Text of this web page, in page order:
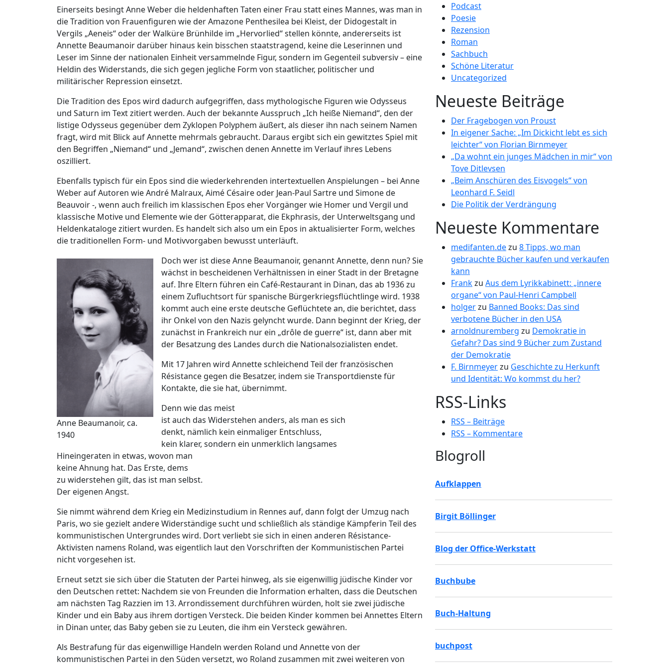
Einerseits besingt Anne Weber die heldenhaften Taten einer Frau statt eines Mannes, was man in
die Tradition von Frauenfiguren wie der Amazone Penthesilea bei Kleist, der Didogestalt in
Vergils „Aeneis“ oder der Walküre Brünhilde im „Hervorlied“ stellen könnte, andererseits ist
Annette Beaumanoir darüber hinaus kein bisschen staatstragend, keine die Leserinnen und
Leser im Sinne der nationalen Einheit versammelnde Figur, sondern im Gegenteil subversiv – eine
Heldin des Widerstands, die sich gegen jegliche Form von staatlicher, politischer und
militärischer Repression einsetzt.
Die Tradition des Epos wird dadurch aufgegriffen, dass mythologische Figuren wie Odysseus
und Saturn im Text zitiert werden. Auch der bekannte Ausspruch „Ich heiße Niemand“, den der
listige Odysseus gegenüber dem Zyklopen Polyphem äußert, als dieser ihn nach seinem Namen
fragt, wird mit Blick auf Annette mehrmals gebraucht. Daraus ergibt sich ein gewitztes Spiel mit
den Begriffen „Niemand“ und „Jemand“, zwischen denen Annette im Verlauf ihres Lebens
oszilliert.
Ebenfalls typisch für ein Epos sind die wiederkehrenden intertextuellen Anspielungen – bei Anne
Weber auf Autoren wie André Malraux, Aimé Césaire oder Jean-Paul Sartre und Simone de
Beauvoir -, wenn auch freilich im klassischen Epos eher Vorgänger wie Homer und Vergil und
klassische Motive und Elemente wie der Götterapparat, die Ekphrasis, der Unterweltsgang und
Heldenkataloge zitiert wurden. Es handelt sich also um ein Epos in aktualisierter Form, welches
die traditionellen Form- und Motivvorgaben bewusst unterläuft.
Anne Beaumanoir, ca.
1940
Doch wer ist diese Anne Beaumanoir, genannt Annette, denn nun? Sie
wächst in bescheidenen Verhältnissen in einer Stadt in der Bretagne
auf. Ihre Eltern führen ein Café-Restaurant in Dinan, das ab 1936 zu
einem Zufluchtsort für spanische Bürgerkriegsflüchtlinge wird. 1938
kommt auch eine erste deutsche Geflüchtete an, die berichtet, dass
ihr Onkel von den Nazis gelyncht wurde. Dann beginnt der Krieg, der
zunächst in Frankreich nur ein „drôle de guerre“ ist, dann aber mit
der Besatzung des Landes durch die Nationalsozialisten endet.
Mit 17 Jahren wird Annette schleichend Teil der französischen
Résistance gegen die Besatzer, indem sie Transportdienste für
Kontakte, die sie hat, übernimmt.
Denn wie das meist
ist auch das Widerstehen anders, als man es sich
denkt, nämlich kein einmaliger Entschluss,
kein klarer, sondern ein unmerklich langsames
Hineingeraten in etwas, wovon man
keine Ahnung hat. Das Erste, dems
zu widerstehen gilt, das ist man selbst.
Der eigenen Angst.
Sie nimmt während dem Krieg ein Medizinstudium in Rennes auf, dann folgt der Umzug nach
Paris, wo sie gezielt andere Widerständige sucht und schließlich als ständige Kämpferin Teil des
kommunistischen Untergrundes wird. Dort verliebt sie sich in einen anderen Résistance-
Aktivisten namens Roland, was eigentlich laut den Vorschriften der Kommunistischen Partei
nicht vorgesehen ist.
Erneut setzt sie sich über die Statuten der Partei hinweg, als sie eigenwillig jüdische Kinder vor
den Deutschen rettet: Nachdem sie von Freunden die Information erhalten, dass die Deutschen
am nächsten Tag Razzien im 13. Arrondissement durchführen würden, holt sie zwei jüdische
Kinder und ein Baby aus ihrem dortigen Versteck. Die beiden Kinder kommen bei Annettes Eltern
in Dinan unter, das Baby geben sie zu Leuten, die ihm ein Versteck gewähren.
Als Bestrafung für das eigenwillige Handeln werden Roland und Annette von der
kommunistischen Partei in den Süden versetzt, wo Roland zusammen mit zwei weiteren von
Podcast
Poesie
Rezension
Roman
Sachbuch
Schöne Literatur
Uncategorized
Neueste Beiträge
Der Fragebogen von Proust
In eigener Sache: „Im Dickicht lebt es sich
leichter“ von Florian Birnmeyer
„Da wohnt ein junges Mädchen in mir“ von
Tove Ditlevsen
„Beim Anschüren des Eisvogels“ von
Leonhard F. Seidl
Die Politik der Verdrängung
Neueste Kommentare
medifanten.dezu 8 Tipps, wo man
gebrauchte Bücher kaufen und verkaufen
kann
Frankzu Aus dem Lyrikkabinett: „innere
organe“ von Paul-Henri Campbell
holgerzu Banned Books: Das sind
verbotene Bücher in den USA
arnoldnuremberg zu Demokratie in
Gefahr? Das sind 9 Bücher zum Zustand
der Demokratie
F. Birnmeyerzu Geschichte zu Herkunft
und Identität: Wo kommst du her?
RSS-Links
RSS – Beiträge
RSS – Kommentare
Blogroll
Aufklappen
Birgit Böllinger
Blog der Office-Werkstatt
Buchbube
Buch-Haltung
buchpost